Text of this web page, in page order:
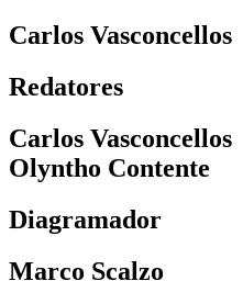
Carlos Vasconcellos
Redatores
Carlos Vasconcellos
Olyntho Contente
Diagramador
Marco Scalzo